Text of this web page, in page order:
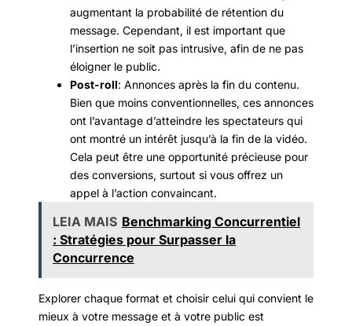
augmentant la probabilité de rétention du
message. Cependant, il est important que
l’insertion ne soit pas intrusive, afin de ne pas
éloigner le public.
Post-roll: Annonces après la fin du contenu.
Bien que moins conventionnelles, ces annonces
ont l’avantage d’atteindre les spectateurs qui
ont montré un intérêt jusqu’à la fin de la vidéo.
Cela peut être une opportunité précieuse pour
des conversions, surtout si vous offrez un
appel à l’action convaincant.
LEIA MAIS Benchmarking Concurrentiel
: Stratégies pour Surpasser la
Concurrence
Explorer chaque format et choisir celui qui convient le
mieux à votre message et à votre public est